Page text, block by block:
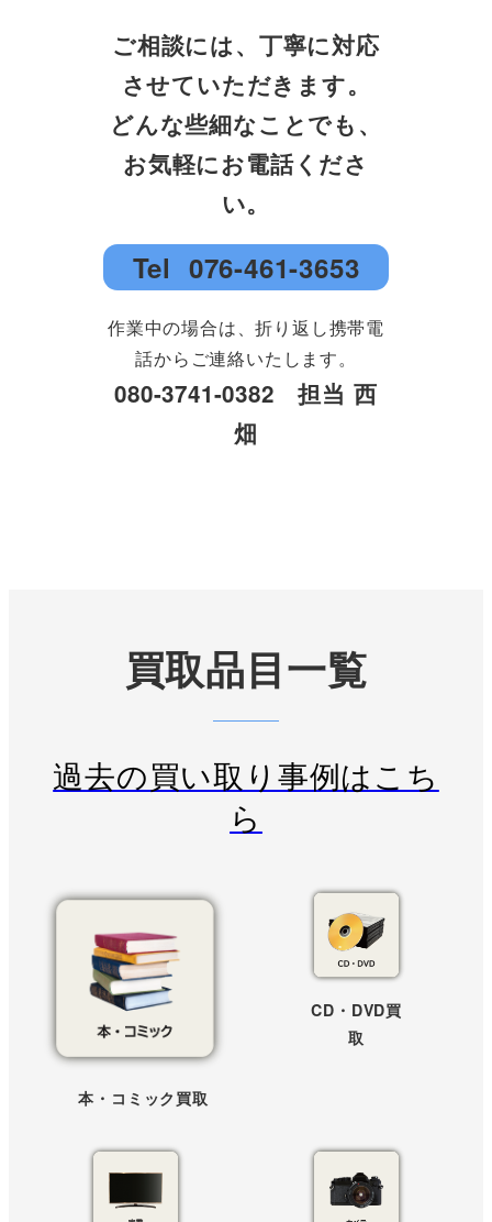
ご相談には、丁寧に対応
させていただきます。
どんな些細なことでも、
お気軽にお電話くださ
い。
Tel 076-461-3653
作業中の場合は、折り返し携帯電
話からご連絡いたします。
080-3741-0382 担当 西
畑
買取品目一覧
過去の買い取り事例はこち
ら
本・コミック買取
CD・DVD買
取